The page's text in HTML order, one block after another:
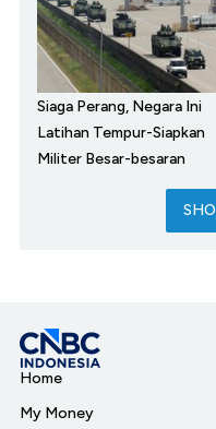
Siaga Perang, Negara Ini
Latihan Tempur-Siapkan
Militer Besar-besaran
Home
My Money